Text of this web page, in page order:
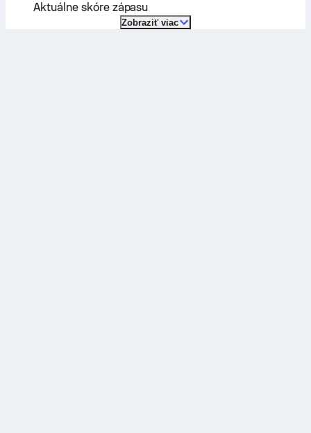
Aktuálne skóre zápasu
Zobraziť viac